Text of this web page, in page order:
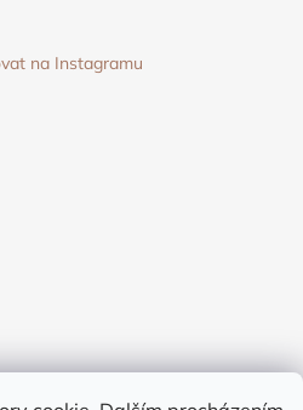
na Instagramu